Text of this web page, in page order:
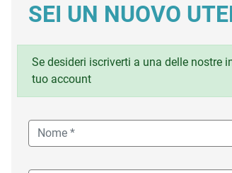
SEI UN NUOVO
Se desideri iscriverti a una delle nostre
tuo account